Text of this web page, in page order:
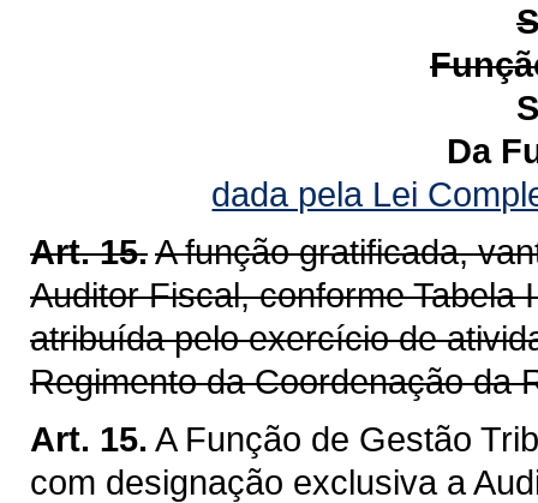
Da Função de
dada pela Lei
Art. 15.A função gratificada,
Auditor Fiscal, conforme Tabela
atribuída pelo exercício de
Regimento da Coordenação da
Art. 15. A Função de Gestão
com designação exclusiva a